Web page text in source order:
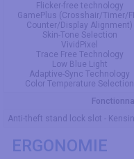
Flicker-free technology
GamePlus (Crosshair/Timer/
Counter/Display Alignment)
Skin-Tone Selection
VividPixel
Trace Free Technology
Low Blue Light
Adaptive-Sync Technology
Color Temperature Selection
Anti-theft stand lock slot -
ERGONOMIE